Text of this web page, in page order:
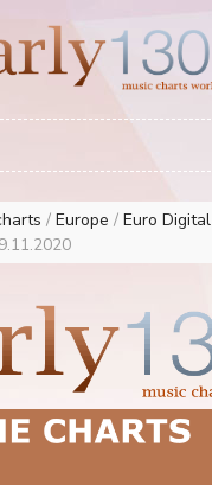
USA and Australia
/ Europe / Euro Digital